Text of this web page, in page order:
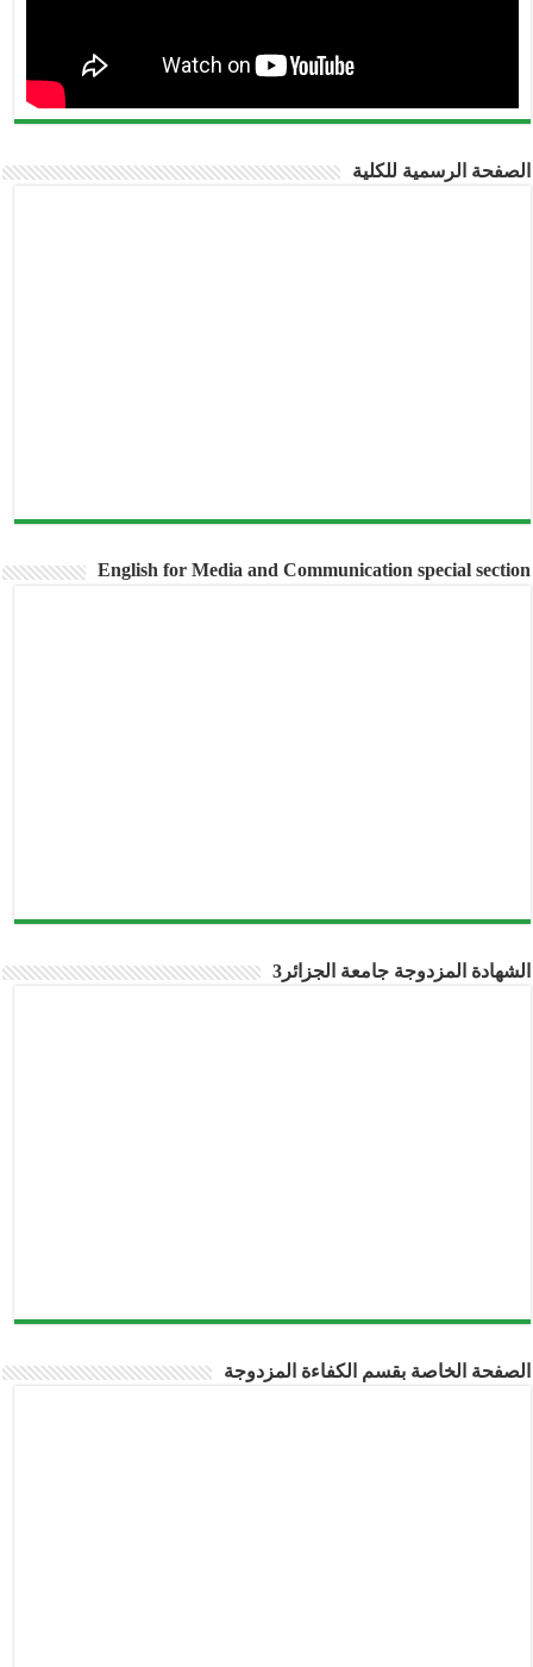
الرسمية للكلية
English for Media and Communication special
المزدوجة جامعة الجزائر3
الخاصة بقسم الكفاءة المزدوجة